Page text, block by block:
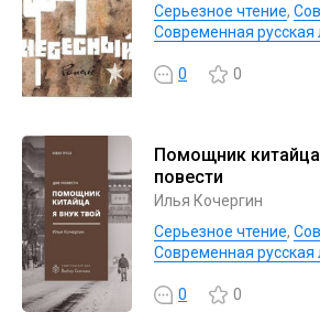
Серьезное чтение,
Современная русская
0 0
Помощник
повести
Илья Кочергин
Серьезное чтение,
Современная русская
0 0